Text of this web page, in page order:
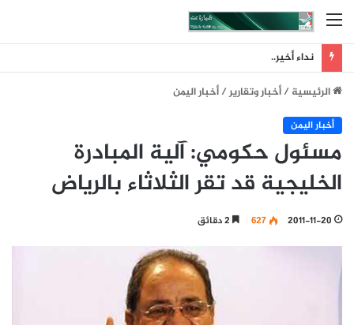
القائمة
نداء أخير..
الرئيسية/أخبار وتقارير/أخبار اليمن
أخبار اليمن
مسئول حكومي: آلية المبادرة
الخليجية قد تقر الثلاثاء بالرياض
2011-11-20
627